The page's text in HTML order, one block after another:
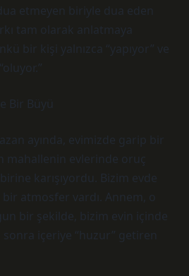
etmeyen biriyle dua eden
tam olarak anlatmaya
bir kişi yalnızca “yapıyor” ve
Bir Büyü
ayında, evimizde garip bir
mahallenin evlerinde oruç
karışıyordu. Bizim evde
bir atmosfer vardı. Annem, o
bir şekilde, bizim evin içinde
sonra içeriye “huzur” getiren